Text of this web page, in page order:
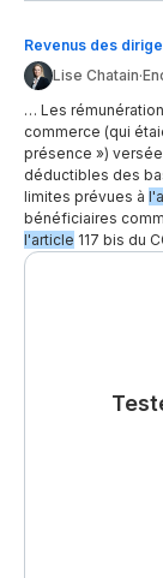
Revenus des
Lise Chatain·
… Les
commerce (qui
présence »)
déductibles des
limites prévues à
bénéficiaires
l'article 117 bis du